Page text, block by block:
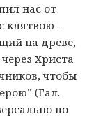
нас от
клятвою –
на древе,
Христа
чтобы
(Гал.
по